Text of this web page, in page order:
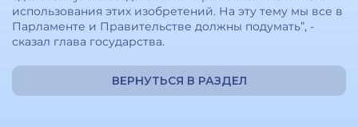
использования этих изобретений. На эту тему мы все в
Парламенте и Правительстве должны подумать”, -
сказал глава государства.
ВЕРНУТЬСЯ В РАЗДЕЛ